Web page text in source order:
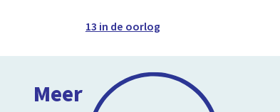
13 in de oorlog
Meer